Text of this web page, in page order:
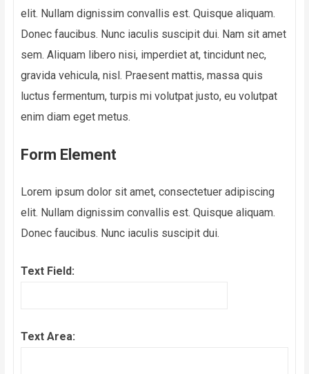
elit. Nullam dignissim convallis est. Quisque aliquam.
Donec faucibus. Nunc iaculis suscipit dui. Nam sit amet
sem. Aliquam libero nisi, imperdiet at, tincidunt nec,
gravida vehicula, nisl. Praesent mattis, massa quis
luctus fermentum, turpis mi volutpat justo, eu volutpat
enim diam eget metus.
Form Element
Lorem ipsum dolor sit amet, consectetuer adipiscing
elit. Nullam dignissim convallis est. Quisque aliquam.
Donec faucibus. Nunc iaculis suscipit dui.
Text Field:
Text Area: